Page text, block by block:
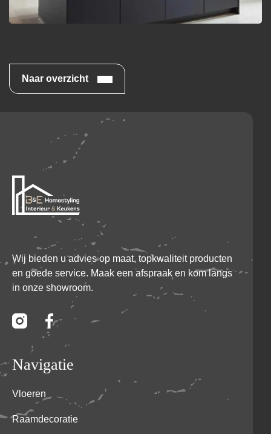
Naar overzicht
Wij bieden u advies op maat, topkwaliteit producten
en goede service. Maak een afspraak en kom langs
in onze showroom.
Navigatie
Vloeren
Raamdecoratie